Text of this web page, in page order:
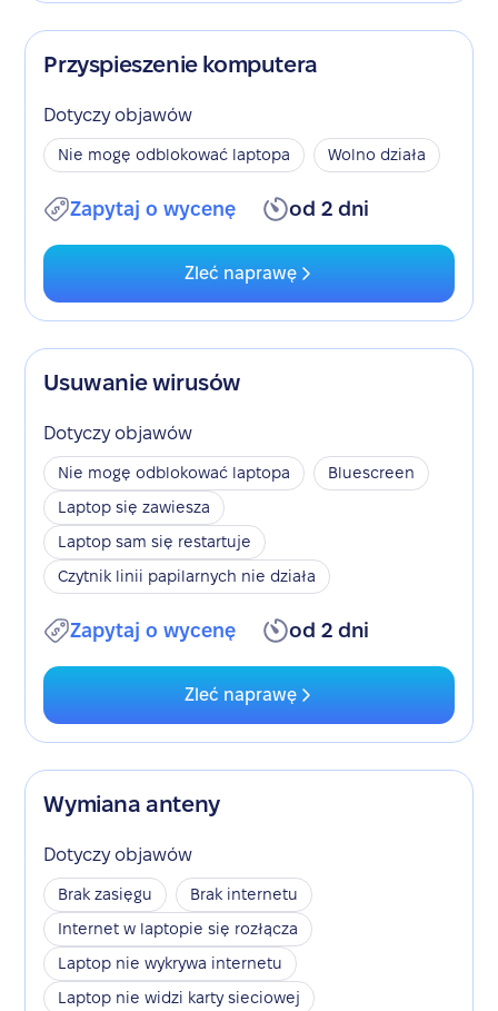
Przyspieszenie komputera
Dotyczy objawów
Nie mogę odblokować laptopa Wolno działa
Zapytaj o wycenę od 2 dni
Zleć naprawę
Usuwanie wirusów
Dotyczy objawów
Nie mogę odblokować laptopa
Bluescreen
Laptop się zawiesza
Laptop sam się restartuje
Czytnik linii papilarnych nie działa
Zapytaj o wycenę od 2 dni
Zleć naprawę
Wymiana anteny
Dotyczy objawów
Brak zasięgu
Brak internetu
Internet w laptopie się rozłącza
Laptop nie wykrywa internetu
Laptop nie widzi karty sieciowej